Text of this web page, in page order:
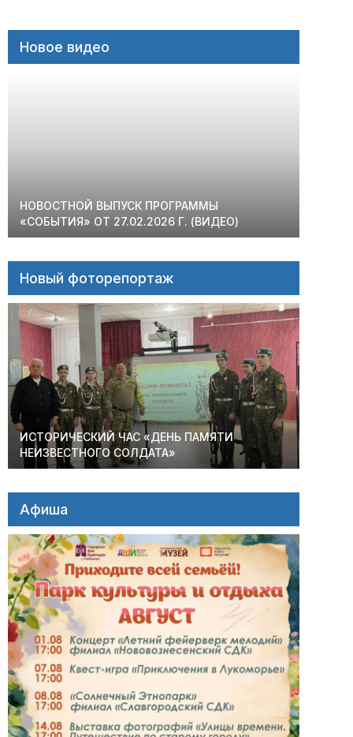
Новое видео
НОВОСТНОЙ ВЫПУСК ПРОГРАММЫ
«СОБЫТИЯ» ОТ 27.02.2026 Г. (ВИДЕО)
Новый фоторепортаж
ИСТОРИЧЕСКИЙ ЧАС «ДЕНЬ ПАМЯТИ
НЕИЗВЕСТНОГО СОЛДАТА»
Афиша